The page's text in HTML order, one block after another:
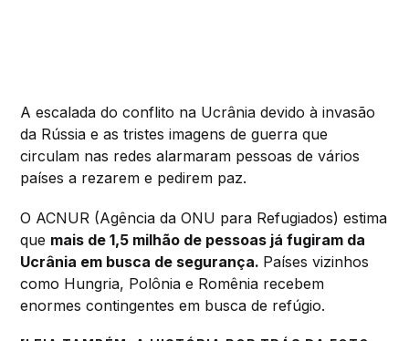
A escalada do conflito na Ucrânia devido à invasão
da Rússia e as tristes imagens de guerra que
circulam nas redes alarmaram pessoas de vários
países a rezarem e pedirem paz.
O ACNUR (Agência da ONU para Refugiados) estima
que mais de 1,5 milhão de pessoas já fugiram da
Ucrânia em busca de segurança. Países vizinhos
como Hungria, Polônia e Romênia recebem
enormes contingentes em busca de refúgio.